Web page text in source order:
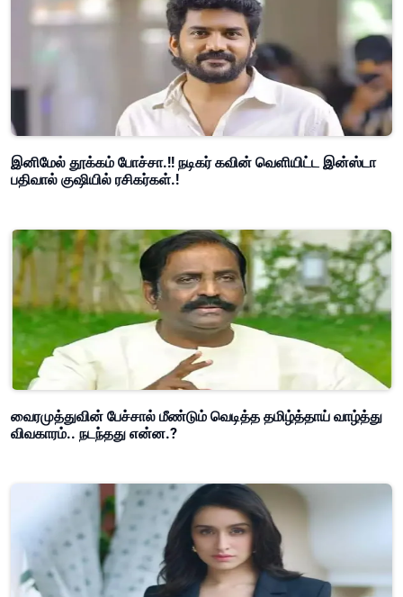
இனிமேல் தூக்கம் போச்சா.!! நடிகர் கவின் வெளியிட்ட இன்ஸ்டா
பதிவால் குஷியில் ரசிகர்கள்.!
வைரமுத்துவின் பேச்சால் மீண்டும் வெடித்த தமிழ்த்தாய் வாழ்த்து
விவகாரம்.. நடந்தது என்ன.?